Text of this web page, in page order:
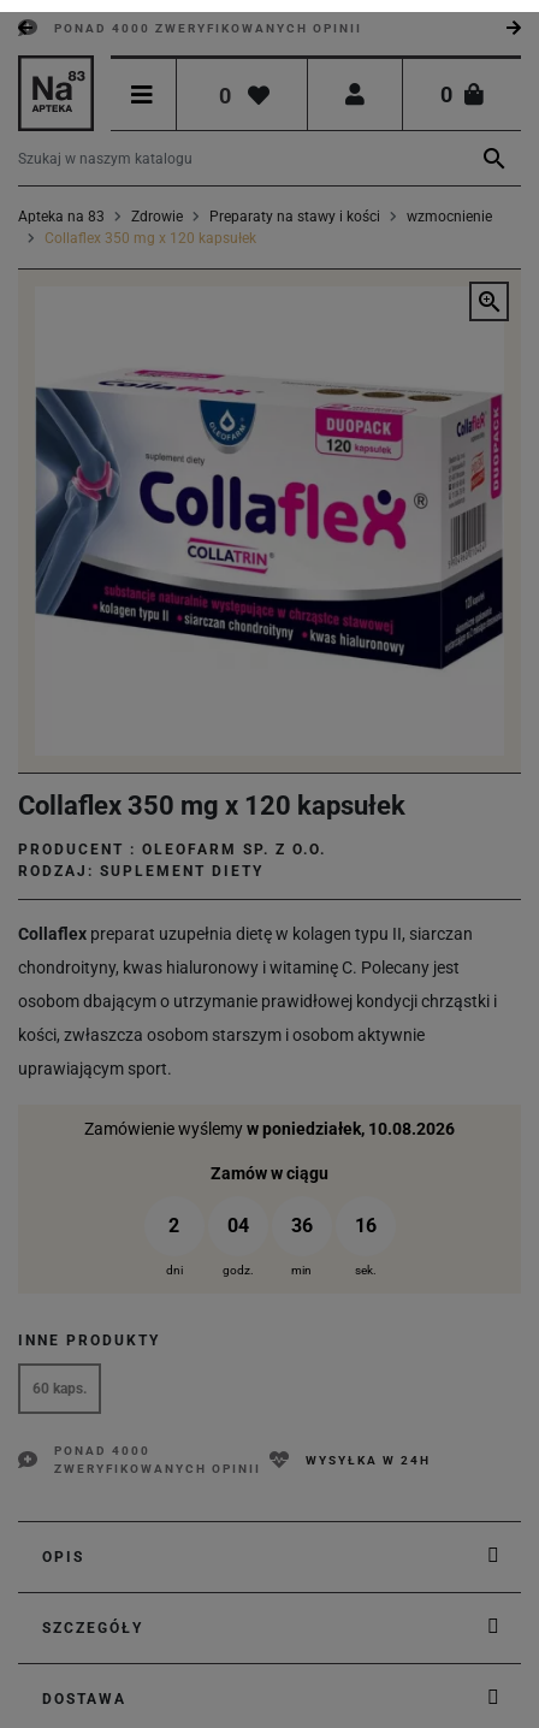
PONAD 4000 ZWERYFIKOWANYCH OPINII
0 0

Apteka na 83 Zdrowie Preparaty na stawy i kości
wzmocnienie
Collaflex 350 mg x 120 kapsułek

Collaflex 350 mg x 120 kapsułek
PRODUCENT : OLEOFARM SP. Z O.O.
RODZAJ: SUPLEMENT DIETY
Collaflex preparat uzupełnia dietę w kolagen typu II, siarczan
chondroityny, kwas hialuronowy i witaminę C. Polecany jest
osobom dbającym o utrzymanie prawidłowej kondycji chrząstki i
kości, zwłaszcza osobom starszym i osobom aktywnie
uprawiającym sport.
Zamówienie wyślemyw poniedziałek, 10.08.2026
Zamów w ciągu
2 04 36 15
dni godz. min sek.
INNE PRODUKTY
60 kaps.
PONAD 4000
ZWERYFIKOWANYCH OPINII
WYSYŁKA W 24H
OPIS
SZCZEGÓŁY
DOSTAWA